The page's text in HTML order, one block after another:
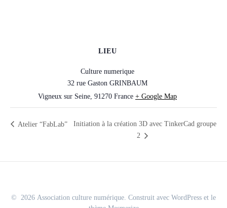
LIEU
Culture numerique
32 rue Gaston GRINBAUM
Vigneux sur Seine, 91270 France + Google Map
Atelier “FabLab”
Initiation à la création 3D avec TinkerCad groupe
2
© 2026 Association culture numérique. Construit avec WordPress et le